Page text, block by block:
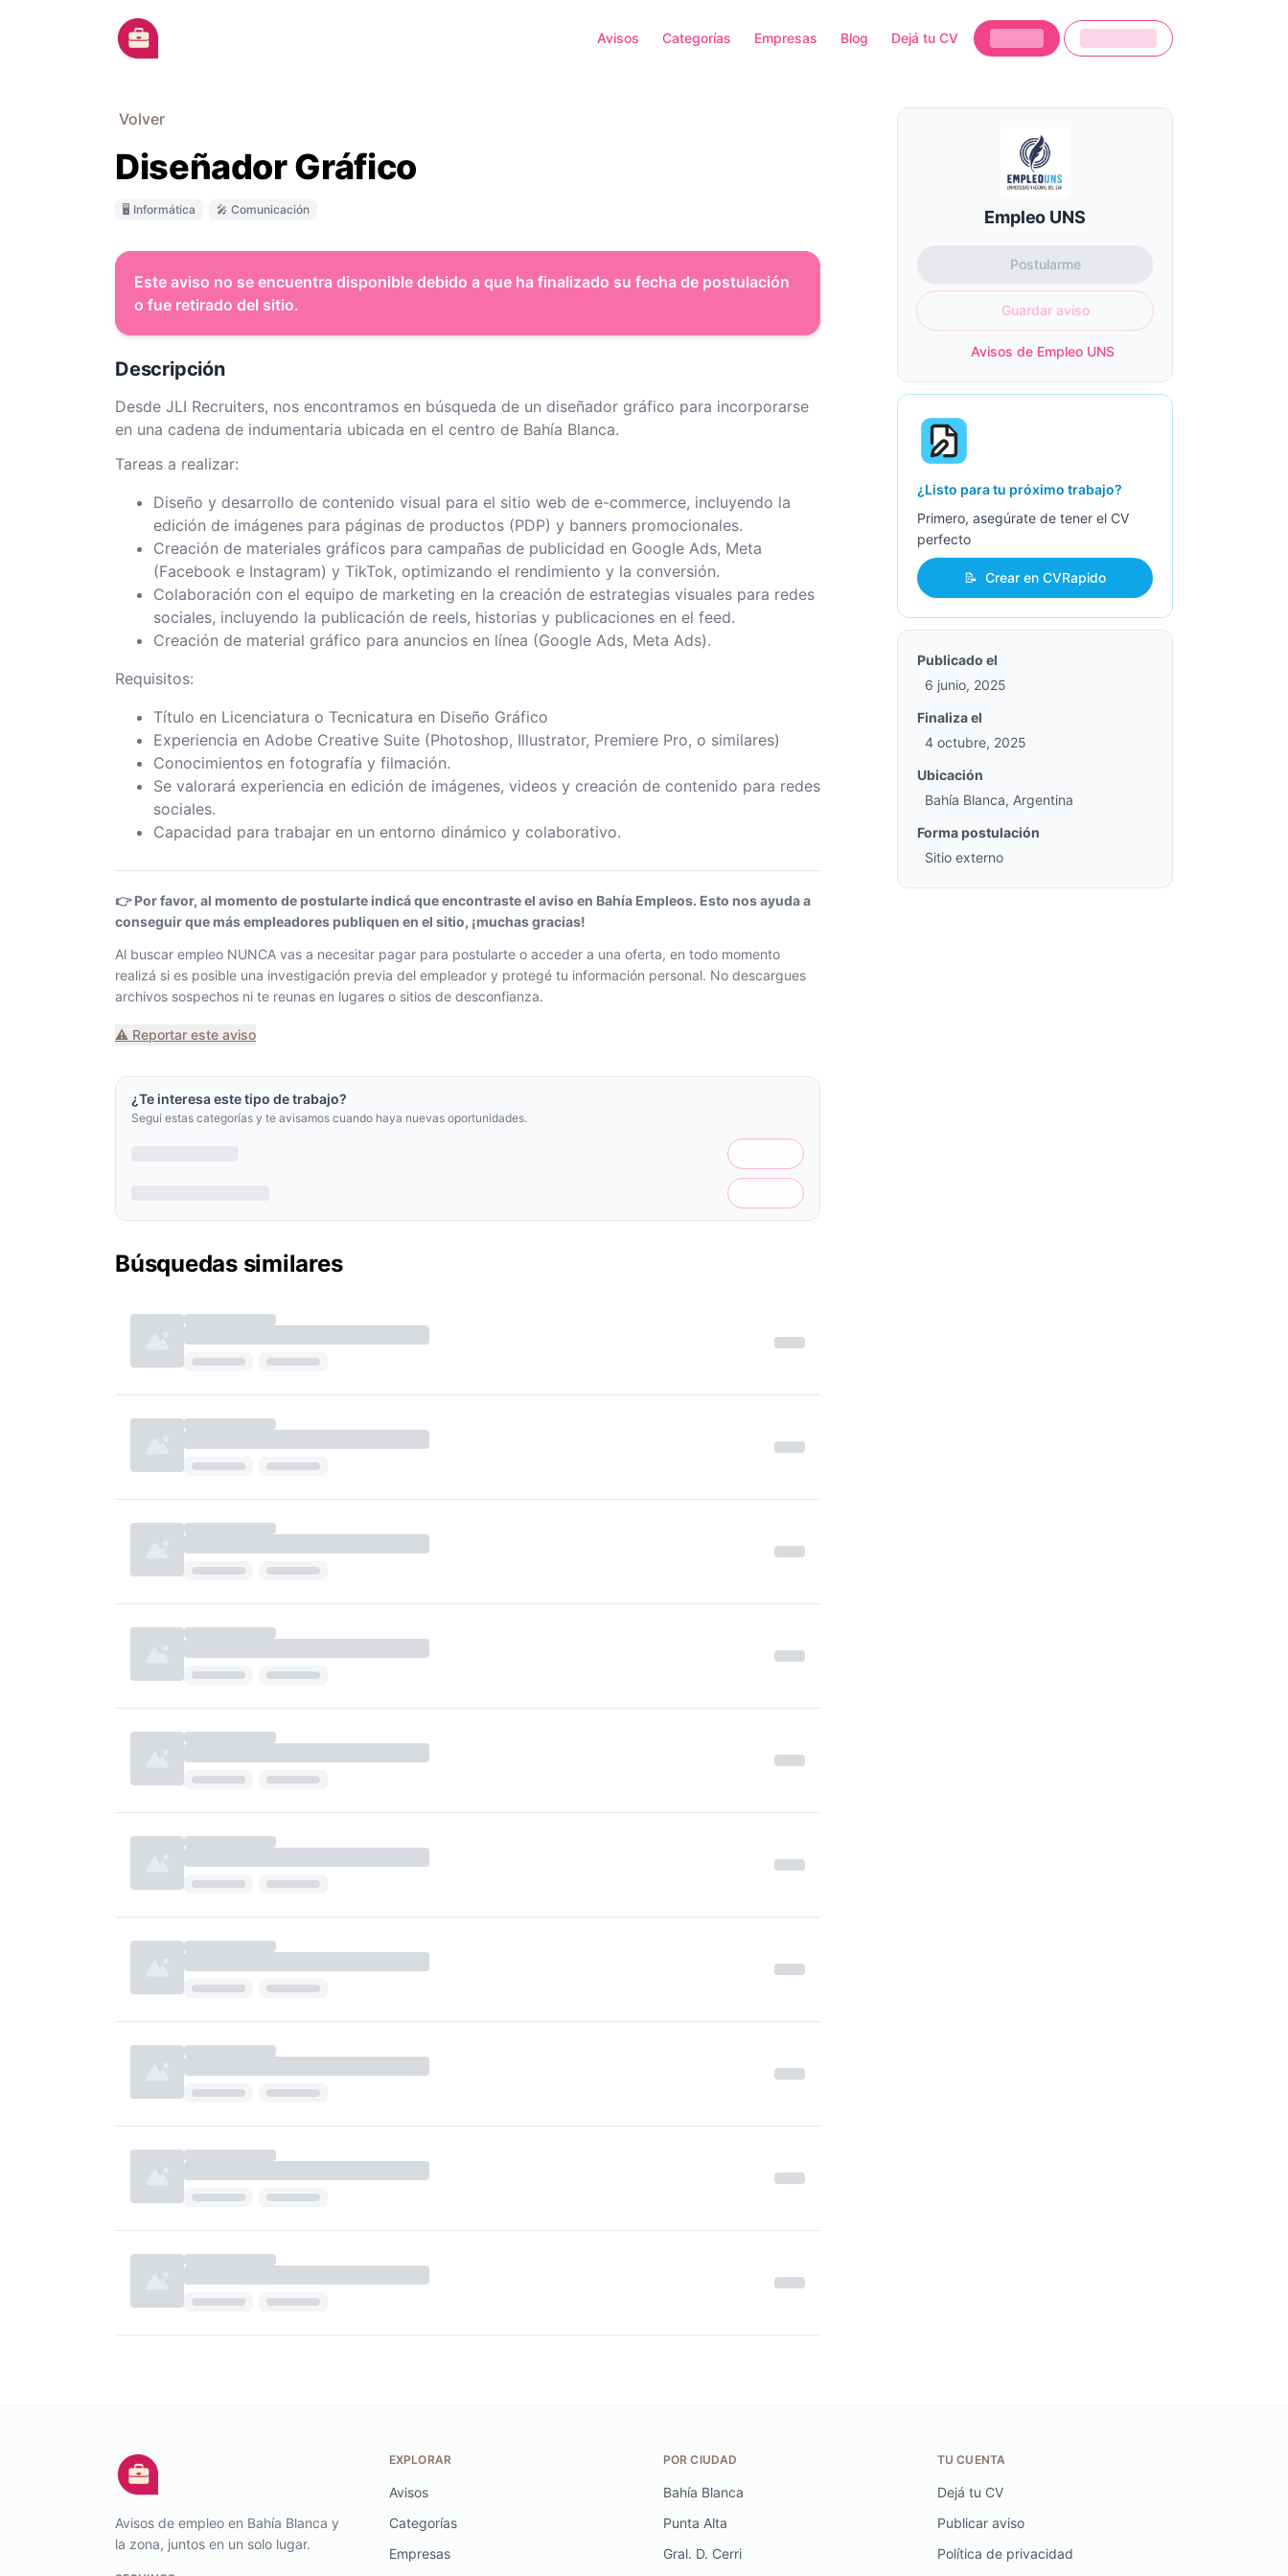
Avisos Categorías Empresas Blog Dejá tu CV
Volver
Diseñador Gráfico
🖥 Informática 🎤 Comunicación
Este aviso no se encuentra disponible debido a que ha finalizado su fecha de postulación
o fue retirado del sitio.
Descripción
Desde JLI Recruiters, nos encontramos en búsqueda de un diseñador gráfico para incorporarse
en una cadena de indumentaria ubicada en el centro de Bahía Blanca.
Tareas a realizar:
Diseño y desarrollo de contenido visual para el sitio web de e-commerce, incluyendo la
edición de imágenes para páginas de productos (PDP) y banners promocionales.
Creación de materiales gráficos para campañas de publicidad en Google Ads, Meta
(Facebook e Instagram) y TikTok, optimizando el rendimiento y la conversión.
Colaboración con el equipo de marketing en la creación de estrategias visuales para redes
sociales, incluyendo la publicación de reels, historias y publicaciones en el feed.
Creación de material gráfico para anuncios en línea (Google Ads, Meta Ads).
Requisitos:
Título en Licenciatura o Tecnicatura en Diseño Gráfico
Experiencia en Adobe Creative Suite (Photoshop, Illustrator, Premiere Pro, o similares)
Conocimientos en fotografía y filmación.
Se valorará experiencia en edición de imágenes, videos y creación de contenido para redes
sociales.
Capacidad para trabajar en un entorno dinámico y colaborativo.
👉 Por favor, al momento de postularte indicá que encontraste el aviso en Bahía Empleos. Esto nos ayuda a
conseguir que más empleadores publiquen en el sitio, ¡muchas gracias!
Al buscar empleo NUNCA vas a necesitar pagar para postularte o acceder a una oferta, en todo momento
realizá si es posible una investigación previa del empleador y protegé tu información personal. No descargues
archivos sospechos ni te reunas en lugares o sitios de desconfianza.
⚠️ Reportar este aviso
¿Te interesa este tipo de trabajo?
Seguí estas categorías y te avisamos cuando haya nuevas oportunidades.
Búsquedas similares
Empleo UNS
Postularme
Guardar aviso
Avisos de Empleo UNS
¿Listo para tu próximo trabajo?
Primero, asegúrate de tener el CV
perfecto
📝 Crear en CVRapido
Publicado el
6 junio, 2025
Finaliza el
4 octubre, 2025
Ubicación
Bahía Blanca, Argentina
Forma postulación
Sitio externo
Avisos de empleo en Bahía Blanca y
la zona, juntos en un solo lugar.
TU CUENTA
Dejá tu CV
Publicar aviso
Política de privacidad
EXPLORAR
Avisos
Categorías
Empresas
POR CIUDAD
Bahía Blanca
Punta Alta
Gral. D. Cerri